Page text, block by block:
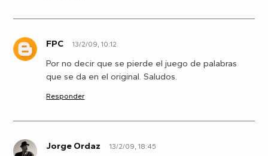
F FPC 13/2/09, 10:12
Por no decir que se pierde el juego de palabras
que se da en el original. Saludos.
Responder
J Jorge Ordaz 13/2/09, 18:45